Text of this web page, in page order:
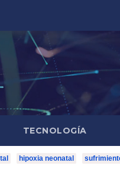
TECNOLOGÍA
hipoxia neonatal